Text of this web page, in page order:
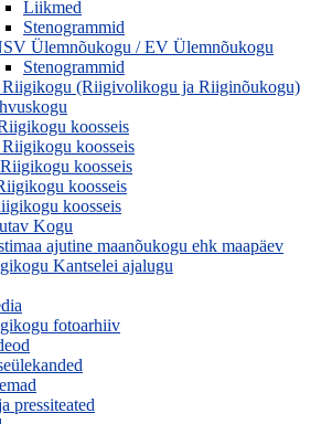
Liikmed
Stenogrammid
Ülemnõukogu / EV Ülemnõukogu
Stenogrammid
(Riigivolikogu ja Riiginõukogu)
koosseis
koosseis
koosseis
koosseis
koosseis
Kogu
ajutine maanõukogu ehk maapäev
Kantselei ajalugu
fotoarhiiv
pressiteated